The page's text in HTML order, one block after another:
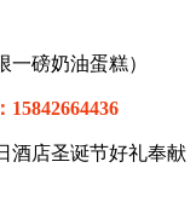
磅奶油蛋糕）
店圣诞节好礼奉献